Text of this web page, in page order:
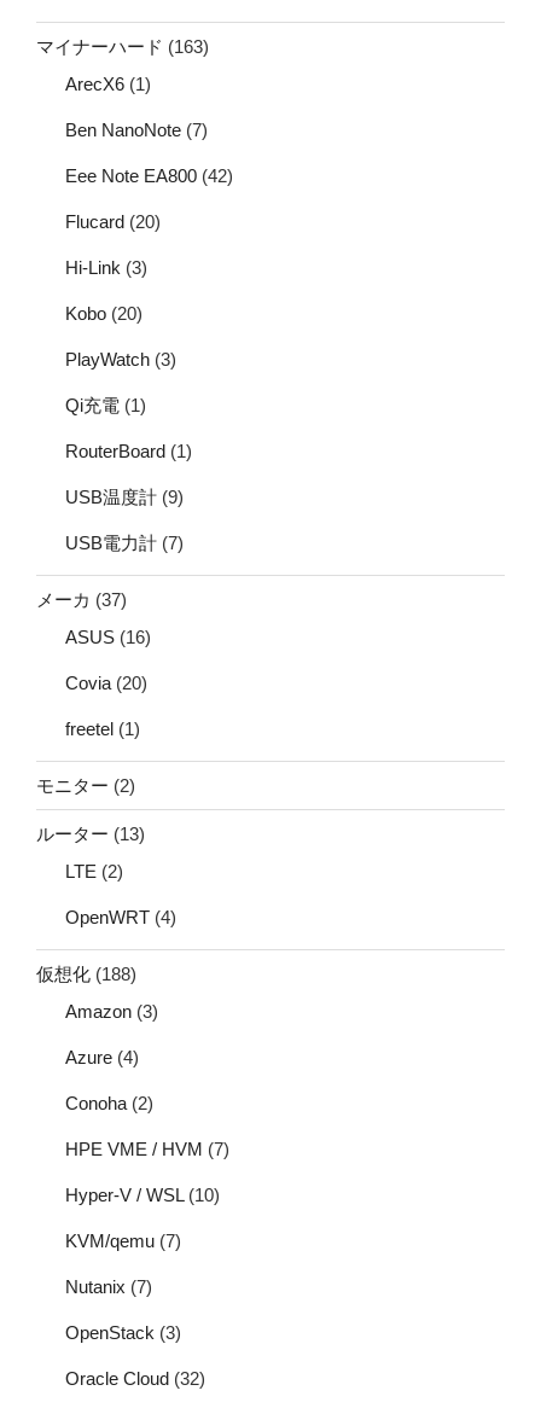
マイナーハード (163)
ArecX6 (1)
Ben NanoNote (7)
Eee Note EA800 (42)
Flucard (20)
Hi-Link (3)
Kobo (20)
PlayWatch (3)
Qi充電 (1)
RouterBoard (1)
USB温度計 (9)
USB電力計 (7)
メーカ (37)
ASUS (16)
Covia (20)
freetel (1)
モニター (2)
ルーター (13)
LTE (2)
OpenWRT (4)
仮想化 (188)
Amazon (3)
Azure (4)
Conoha (2)
HPE VME / HVM (7)
Hyper-V / WSL(10)
KVM/qemu (7)
Nutanix (7)
OpenStack (3)
Oracle Cloud (32)